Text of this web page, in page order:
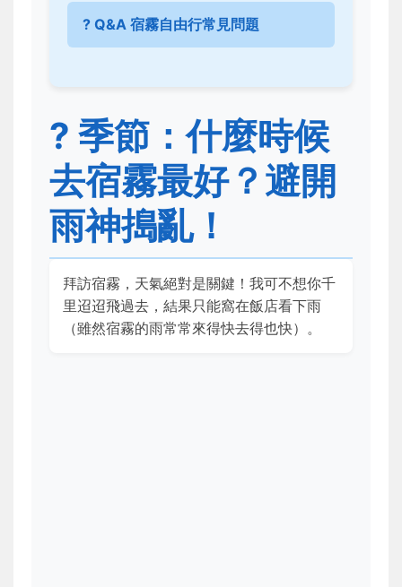
? Q&A 宿霧自由行常見問題
?️ 季節：什麼時候
去宿霧最好？避開
雨神搗亂！
拜訪宿霧，天氣絕對是關鍵！我可不想你千
里迢迢飛過去，結果只能窩在飯店看下雨
（雖然宿霧的雨常常來得快去得也快）。